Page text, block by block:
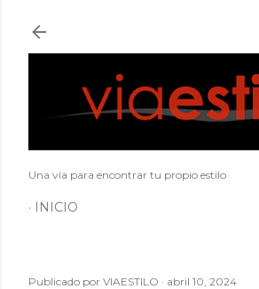
Una vía para encontrar tu propio estilo
INICIO
Publicado por VIAESTILO abril 10, 2024